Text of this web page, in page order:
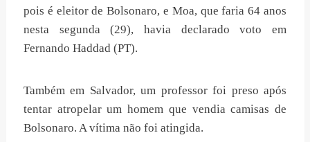
pois é eleitor de Bolsonaro, e Moa, que faria 64 anos
nesta segunda (29), havia declarado voto em
Fernando Haddad (PT).
Também em Salvador, um professor foi preso após
tentar atropelar um homem que vendia camisas de
Bolsonaro. A vítima não foi atingida.